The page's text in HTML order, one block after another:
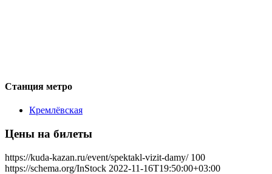
Станция метро
Кремлёвская
Цены на билеты
https://kuda-kazan.ru/event/spektakl-vizit-damy/ 100
https://schema.org/InStock 2022-11-16T19:50:00+03:00